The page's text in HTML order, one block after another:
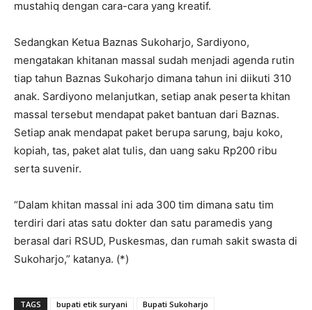
mustahiq dengan cara-cara yang kreatif.
Sedangkan Ketua Baznas Sukoharjo, Sardiyono,
mengatakan khitanan massal sudah menjadi agenda rutin
tiap tahun Baznas Sukoharjo dimana tahun ini diikuti 310
anak. Sardiyono melanjutkan, setiap anak peserta khitan
massal tersebut mendapat paket bantuan dari Baznas.
Setiap anak mendapat paket berupa sarung, baju koko,
kopiah, tas, paket alat tulis, dan uang saku Rp200 ribu
serta suvenir.
“Dalam khitan massal ini ada 300 tim dimana satu tim
terdiri dari atas satu dokter dan satu paramedis yang
berasal dari RSUD, Puskesmas, dan rumah sakit swasta di
Sukoharjo,” katanya. (*)
TAGS bupati etik suryani Bupati Sukoharjo